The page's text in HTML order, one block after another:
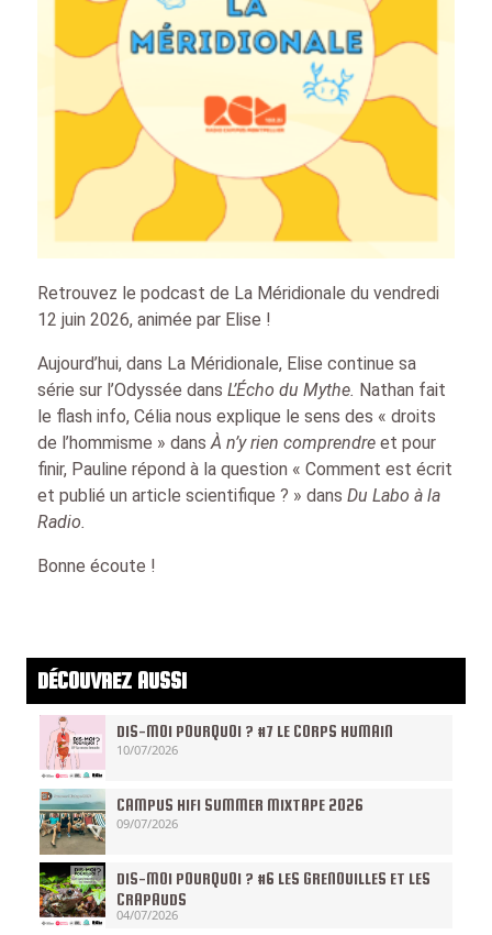
Retrouvez le podcast de La Méridionale du vendredi
12 juin 2026, animée par Elise !
Aujourd’hui, dans La Méridionale, Elise continue sa
série sur l’Odyssée dans L’Écho du Mythe. Nathan fait
le flash info, Célia nous explique le sens des « droits
de l’hommisme » dansÀ n’y rien comprendre et pour
finir, Pauline répond à la question « Comment est écrit
et publié un article scientifique ? » dans Du Labo à la
Radio.
Bonne écoute !
DÉCOUVREZ AUSSI
DIS-MOI POURQUOI ? #7 LE CORPS HUMAIN
10/07/2026
CAMPUS HIFI SUMMER MIXTAPE 2026
09/07/2026
DIS-MOI POURQUOI ? #6 LES GRENOUILLES ET LES
CRAPAUDS
04/07/2026